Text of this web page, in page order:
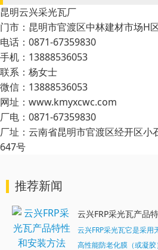
昆明云兴采光瓦厂
门市：昆明市官渡区中林建材市场H
电话：0871-67359830
手机：13888536053
联系：杨女士
微信：13888536053
网址：www.kmyxcwc.com
厂电：0871-67359830
厂址：云南省昆明市官渡区经开区小
647号
推荐新闻
云兴FRP采光瓦产品
云兴FRP采光瓦它是采
高性能防老化膜（或凝